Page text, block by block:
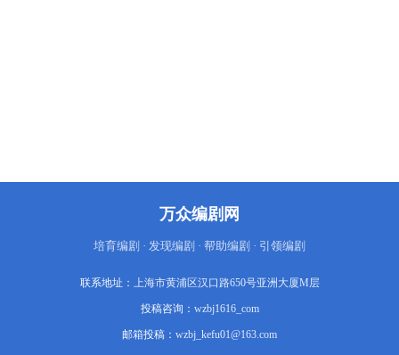
万众编剧网
培育编剧 · 发现编剧 · 帮助编剧 · 引领编剧
联系地址： 上海市黄浦区汉口路650号亚洲大厦M层
投稿咨询： wzbj1616_com
邮箱投稿： wzbj_kefu01@163.com